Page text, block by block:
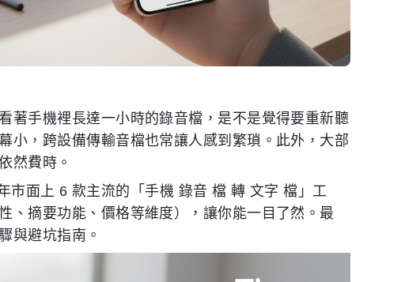
著手機裡長達一小時的錄音檔，是不是覺得要重新聽
小，跨設備傳輸音檔也常讓人感到繁瑣。此外，大部
然費時。
市面上 6 款主流的「手機 錄音 檔 轉 文字 檔」工
、摘要功能、價格等維度），讓你能一目了然。最
與避坑指南。